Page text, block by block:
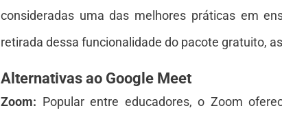
consideradas uma das melhores práticas em
retirada dessa funcionalidade do pacote gratuito,
Alternativas ao Google Meet
Zoom: Popular entre educadores, o Zoom